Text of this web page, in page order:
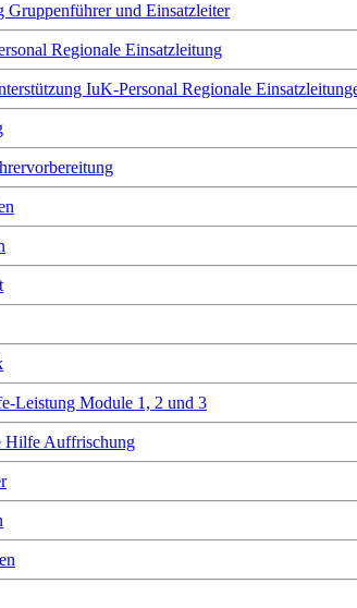
Gruppenführer und Einsatzleiter
Regionale Einsatzleitung
IuK-Personal Regionale
Leistung Module 1, 2 und 3
Hilfe Auffrischung